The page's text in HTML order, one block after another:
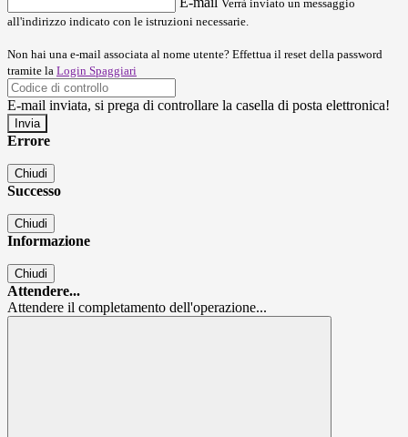
Verrà inviato un messaggio
all'indirizzo indicato con le istruzioni necessarie.
Non hai una e-mail associata al nome utente? Effettua il reset della password
tramite la Login Spaggiari
E-mail inviata, si prega di controllare la casella di posta elettronica!
Errore
Chiudi
Successo
Chiudi
Informazione
Chiudi
Attendere...
Attendere il completamento dell'operazione...